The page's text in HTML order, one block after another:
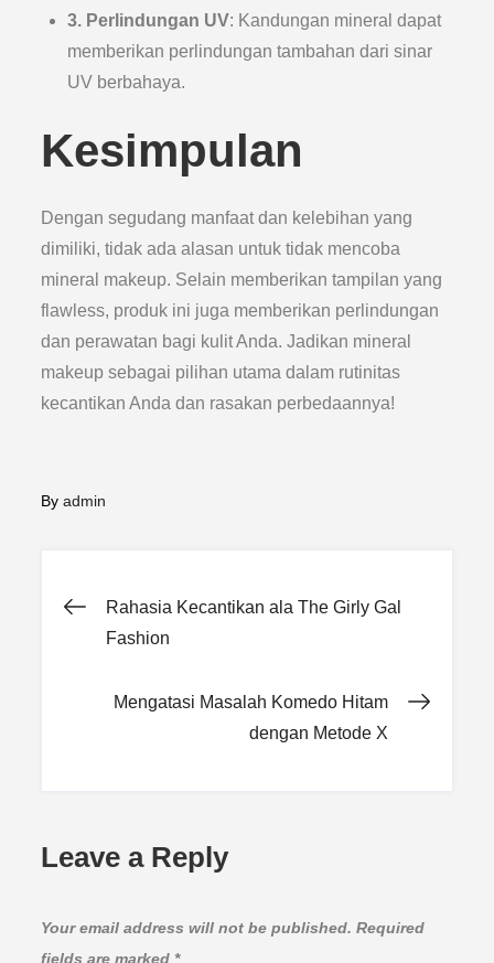
3. Perlindungan UV: Kandungan mineral dapat
memberikan perlindungan tambahan dari sinar
UV berbahaya.
Kesimpulan
Dengan segudang manfaat dan kelebihan yang
dimiliki, tidak ada alasan untuk tidak mencoba
mineral makeup. Selain memberikan tampilan yang
flawless, produk ini juga memberikan perlindungan
dan perawatan bagi kulit Anda. Jadikan mineral
makeup sebagai pilihan utama dalam rutinitas
kecantikan Anda dan rasakan perbedaannya!
Byadmin
Post
Rahasia Kecantikan ala The Girly Gal
Fashion
Mengatasi Masalah Komedo Hitam
dengan Metode X
Leave a Reply
Your email address will not be published. Required
fields are marked *